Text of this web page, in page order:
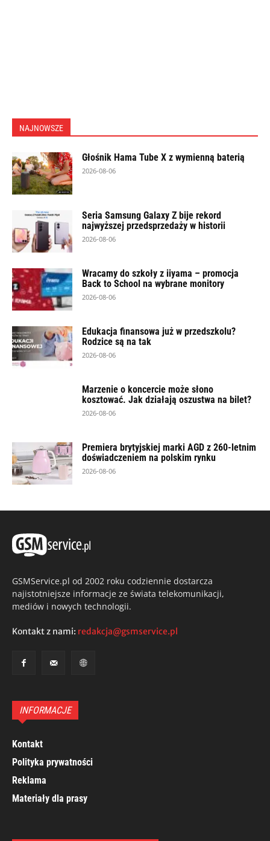
NAJNOWSZE
Głośnik Hama Tube X z wymienną baterią
2026-08-06
Seria Samsung Galaxy Z bije rekord
najwyższej przedsprzedaży w historii
2026-08-06
Wracamy do szkoły z iiyama – promocja
Back to School na wybrane monitory
2026-08-06
Edukacja finansowa już w przedszkolu?
Rodzice są na tak
2026-08-06
Marzenie o koncercie może słono
kosztować. Jak działają oszustwa na bilet?
2026-08-06
Premiera brytyjskiej marki AGD z 260-letnim
doświadczeniem na polskim rynku
2026-08-06
GSMService.pl od 2002 roku codziennie dostarcza
najistotniejsze informacje ze świata telekomunikacji,
mediów i nowych technologii.
Kontakt z nami: redakcja@gsmservice.pl
INFORMACJE
Kontakt
Polityka prywatności
Reklama
Materiały dla prasy